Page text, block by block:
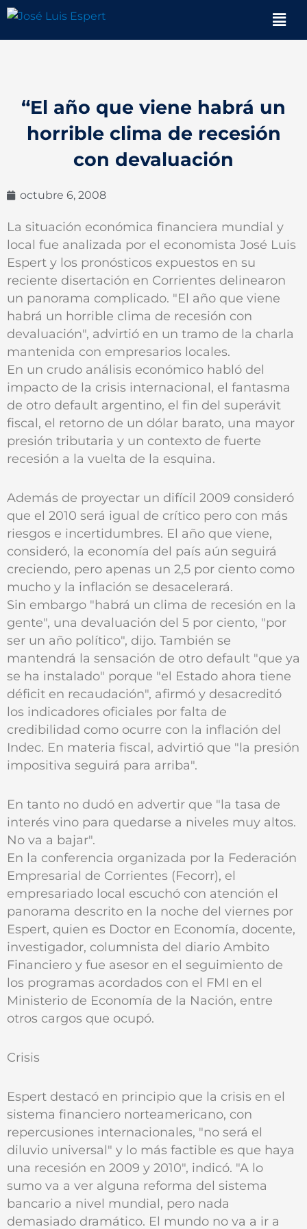
contenido
“El año que viene habrá un
horrible clima de recesión
con devaluación
octubre 6, 2008
La situación económica financiera mundial y
local fue analizada por el economista José Luis
Espert y los pronósticos expuestos en su
reciente disertación en Corrientes delinearon
un panorama complicado. "El año que viene
habrá un horrible clima de recesión con
devaluación", advirtió en un tramo de la charla
mantenida con empresarios locales.
En un crudo análisis económico habló del
impacto de la crisis internacional, el fantasma
de otro default argentino, el fin del superávit
fiscal, el retorno de un dólar barato, una mayor
presión tributaria y un contexto de fuerte
recesión a la vuelta de la esquina.
Además de proyectar un difícil 2009 consideró
que el 2010 será igual de crítico pero con más
riesgos e incertidumbres. El año que viene,
consideró, la economía del país aún seguirá
creciendo, pero apenas un 2,5 por ciento como
mucho y la inflación se desacelerará.
Sin embargo "habrá un clima de recesión en la
gente", una devaluación del 5 por ciento, "por
ser un año político", dijo. También se
mantendrá la sensación de otro default "que ya
se ha instalado" porque "el Estado ahora tiene
déficit en recaudación", afirmó y desacreditó
los indicadores oficiales por falta de
credibilidad como ocurre con la inflación del
Indec. En materia fiscal, advirtió que "la presión
impositiva seguirá para arriba".
En tanto no dudó en advertir que "la tasa de
interés vino para quedarse a niveles muy altos.
No va a bajar".
En la conferencia organizada por la Federación
Empresarial de Corrientes (Fecorr), el
empresariado local escuchó con atención el
panorama descrito en la noche del viernes por
Espert, quien es Doctor en Economía, docente,
investigador, columnista del diario Ambito
Financiero y fue asesor en el seguimiento de
los programas acordados con el FMI en el
Ministerio de Economía de la Nación, entre
otros cargos que ocupó.
Crisis
Espert destacó en principio que la crisis en el
sistema financiero norteamericano, con
repercusiones internacionales, "no será el
diluvio universal" y lo más factible es que haya
una recesión en 2009 y 2010", indicó. "A lo
sumo va a ver alguna reforma del sistema
bancario a nivel mundial, pero nada
demasiado dramático. El mundo no va a ir a